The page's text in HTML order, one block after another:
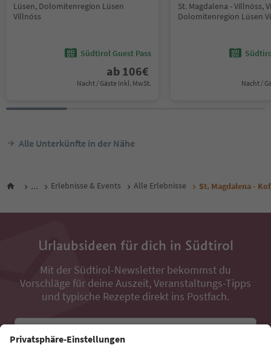
Lüsen, Dolomitenregion Lüsen
Villnöss
Südtirol Guest Pass
ab 106€
Nacht / Gäste Inkl. MwSt.
St. Magdalena - Villnöss,
Dolomitenregion Lüsen
Nacht /
Alle Unterkünfte in der Nähe
... Erlebnisse & Events Alle Erlebnisse St. Magdalena -
Urlaubsideen für dich in Südtirol
Mit der Südtirol-Newsletter bekommst du
Vorschläge für deine Auszeit, Veranstaltungs-Tipps
und typische Rezepte direkt ins Postfach.